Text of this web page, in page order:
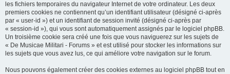
les fichiers temporaires du navigateur Internet de votre ordinateur. Les deux
premiers cookies ne contiennent qu’un identifiant utilisateur (désigné ci-après
par « user-id ») et un identifiant de session invité (désigné ci-après par
« session-id »), qui vous sont automatiquement assignés par le logiciel phpBB.
Un troisième cookie sera créé une fois que vous naviguerez sur les sujets de
« De Musicae Militari - Forums » et est utilisé pour stocker les informations sur
les sujets que vous avez lus, ce qui améliore votre navigation sur le forum.
Nous pouvons également créer des cookies externes au logiciel phpBB tout en